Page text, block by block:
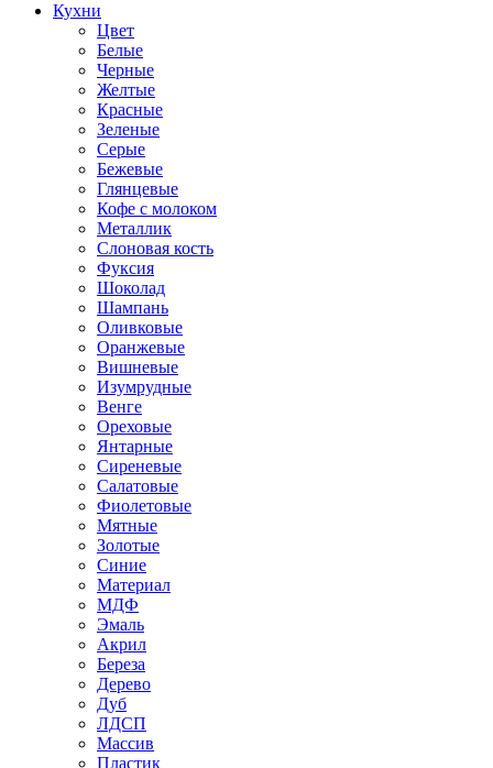
Кухни
Цвет
Белые
Черные
Желтые
Красные
Зеленые
Серые
Бежевые
Глянцевые
Кофе с молоком
Металлик
Слоновая кость
Фуксия
Шоколад
Шампань
Оливковые
Оранжевые
Вишневые
Изумрудные
Венге
Ореховые
Янтарные
Сиреневые
Салатовые
Фиолетовые
Мятные
Золотые
Синие
Материал
МДФ
Эмаль
Акрил
Береза
Дерево
Дуб
ЛДСП
Массив
Пластик